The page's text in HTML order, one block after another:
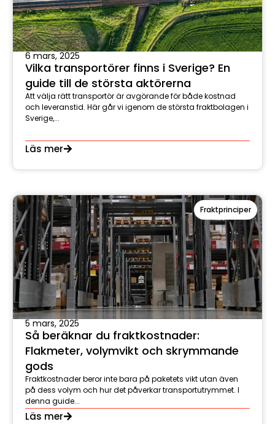
6 mars, 2025
Vilka transportörer finns i Sverige? En
guide till de största aktörerna
Att välja rätt transportör är avgörande för både kostnad
och leveranstid. Här går vi igenom de största fraktbolagen i
Sverige,...
Läs mer
Fraktprinciper
5 mars, 2025
Så beräknar du fraktkostnader:
Flakmeter, volymvikt och skrymmande
gods
Fraktkostnader beror inte bara på paketets vikt utan även
på dess volym och hur det påverkar transportutrymmet. I
denna guide...
Läs mer